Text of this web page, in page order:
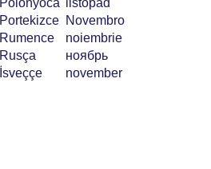
Portekizce Novembro
Rumence
noiembrie
Rusça
ноябрь
İsveççe
november